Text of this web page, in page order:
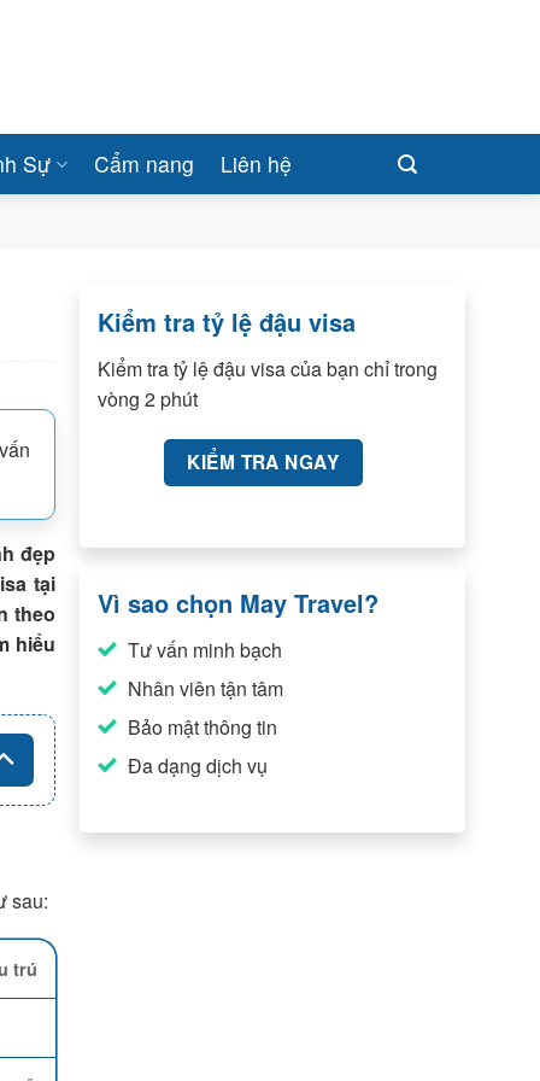
Sự Cẩm nang Liên hệ
đẹp
tại
theo
hiểu
sau:
trú
Kiểm tra tỷ lệ đậu visa
Kiểm tra tỷ lệ đậu visa của bạn chỉ trong
vòng 2 phút
KIỂM TRA NGAY
Vì sao chọn May Travel?
Tư vấn minh bạch
Nhân viên tận tâm
Bảo mật thông tin
Đa dạng dịch vụ